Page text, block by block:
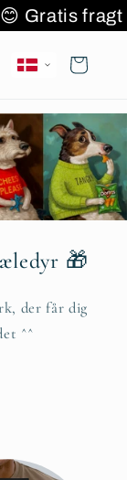
Indkøbskurv
🎁
der får dig
^^